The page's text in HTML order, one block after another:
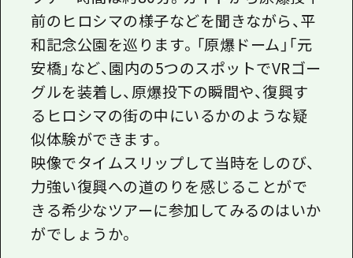
前のヒロシマの様子などを聞きながら、平
和記念公園を巡ります。「原爆ドーム」「元
安橋」など、園内の5つのスポットでVRゴー
グルを装着し、原爆投下の瞬間や、復興す
るヒロシマの街の中にいるかのような疑
似体験ができます。
映像でタイムスリップして当時をしのび、
力強い復興への道のりを感じることがで
きる希少なツアーに参加してみるのはいか
がでしょうか。